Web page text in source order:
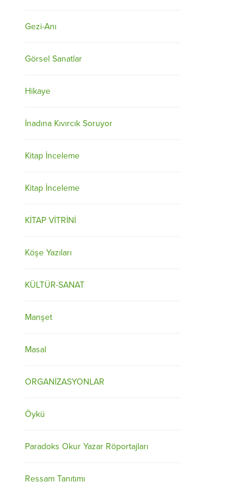
Gezi-Anı
Görsel Sanatlar
Hikaye
İnadına Kıvırcık Soruyor
Kitap İnceleme
Kitap İnceleme
KİTAP VİTRİNİ
Köşe Yazıları
KÜLTÜR-SANAT
Manşet
Masal
ORGANİZASYONLAR
Öykü
Paradoks Okur Yazar Röportajları
Ressam Tanıtımı